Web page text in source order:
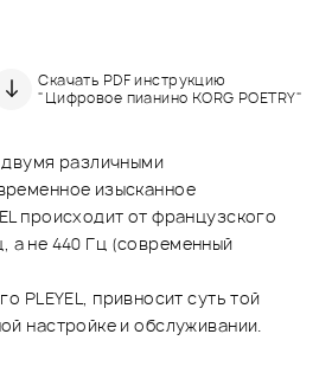
Скачать PDF инструкцию
"Цифровое пианино KORG POETRY"
различными
изысканное
происходит от французского
а не 440 Гц (современный
PLEYEL, привносит суть той
настройке и обслуживании.